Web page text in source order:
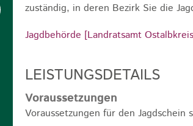
zuständig, in deren Bezirk Sie die
Jagdbehörde [Landratsamt
LEISTUNGSDETAILS
Voraussetzungen
Voraussetzungen für den Jagdschein